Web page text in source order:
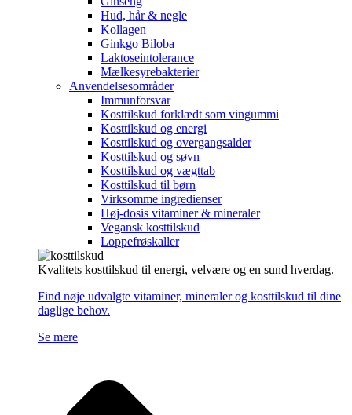
Hud, hår & negle
Kollagen
Ginkgo Biloba
Laktoseintolerance
Mælkesyrebakterier
Anvendelsesområder
Immunforsvar
Kosttilskud forklædt som vingummi
Kosttilskud og energi
Kosttilskud og overgangsalder
Kosttilskud og søvn
Kosttilskud og vægttab
Kosttilskud til børn
Virksomme ingredienser
Høj-dosis vitaminer & mineraler
Vegansk kosttilskud
Loppefrøskaller
Kvalitets kosttilskud til energi, velvære og en sund hverdag.
Find nøje udvalgte vitaminer, mineraler og kosttilskud til dine
daglige behov.
Se mere